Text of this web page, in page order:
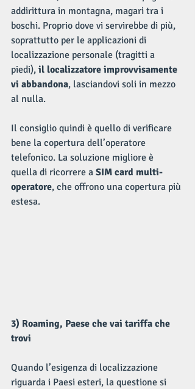
addirittura in montagna, magari tra i
boschi. Proprio dove vi servirebbe di più,
soprattutto per le applicazioni di
localizzazione personale (tragitti a
piedi), il localizzatore improvvisamente
vi abbandona, lasciandovi soli in mezzo
al nulla.
Il consiglio quindi è quello di verificare
bene la copertura dell’operatore
telefonico. La soluzione migliore è
quella di ricorrere a SIM card multi-
operatore, che offrono una copertura più
estesa.
3) Roaming, Paese che vai tariffa che
trovi
Quando l’esigenza di localizzazione
riguarda i Paesi esteri, la questione si